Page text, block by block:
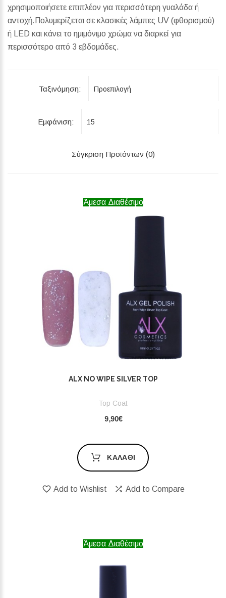
χρησιμοποιήσετε επιπλέον για περισσότερη γυαλάδα ή
αντοχή.Πολυμερίζεται σε κλασικές λάμπες UV (φθορισμού)
ή LED και κάνει το ημιμόνιμο χρώμα να διαρκεί για
περισσότερο από 3 εβδομάδες.
Ταξινόμηση:
Εμφάνιση:
Σύγκριση Προϊόντων (0)
Άμεσα Διαθέσιμο
ALX NO WIPE SILVER TOP
Top Coat
9,90€
ΚΑΛΆΘΙ
Add to Wishlist Add to Compare
Άμεσα Διαθέσιμο